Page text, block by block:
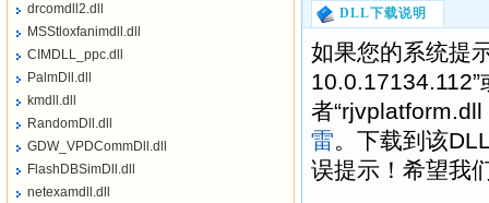
DLL下载说明
如果您的系统提
者
雷。下载到该
误提示！希望我
drcomdll2.dll
MSStloxfanimdll.dll
CIMDLL_ppc.dll
PalmDll.dll
kmdll.dll
RandomDll.dll
GDW_VPDCommDll.dll
FlashDBSimDll.dll
netexamdll.dll